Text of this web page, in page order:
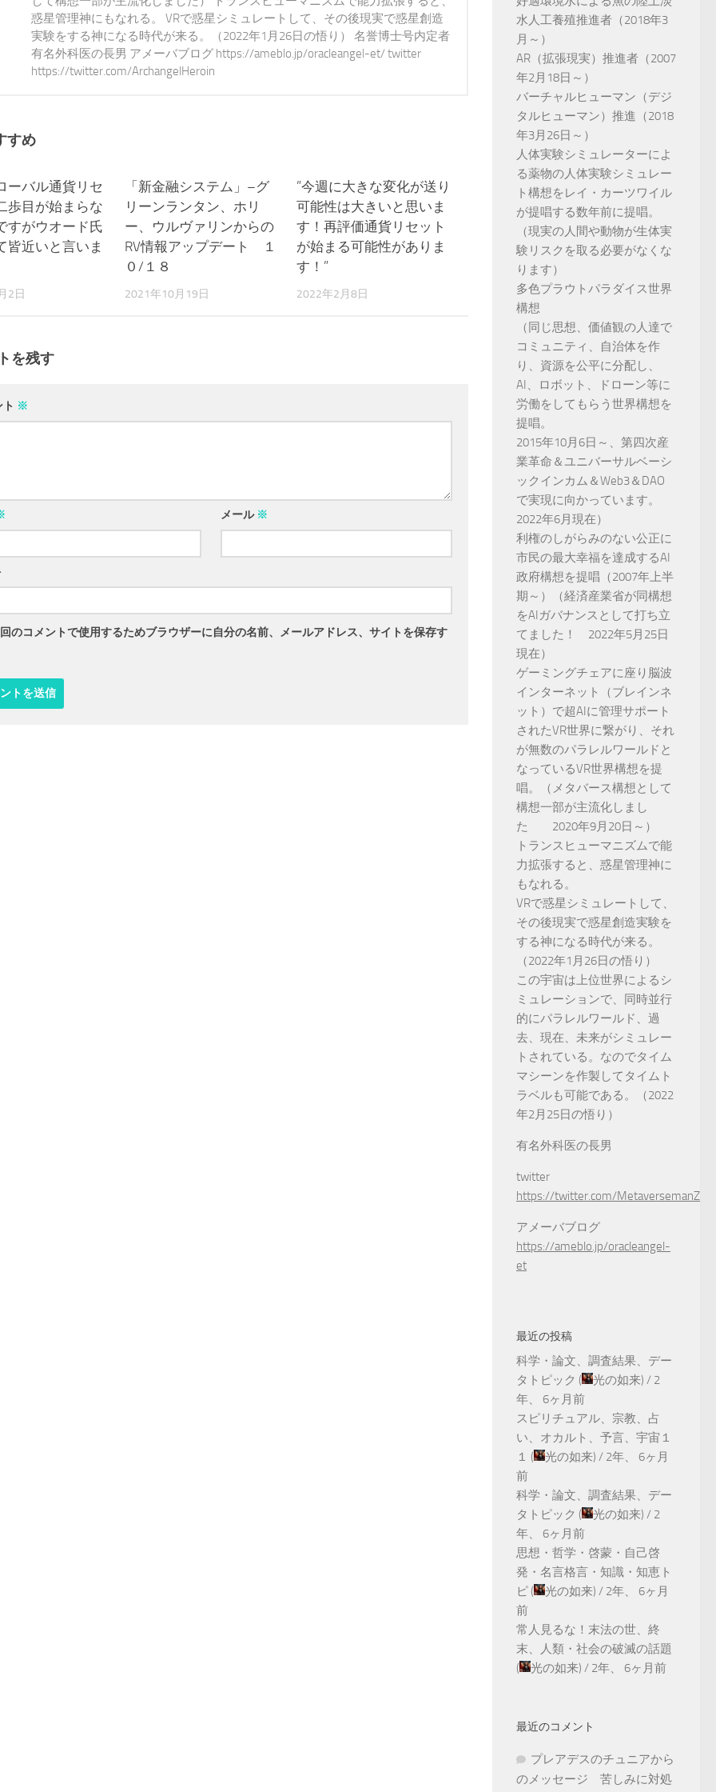
惑星管理神にもなれる。 VRで惑星シミュレートして、その後現実で惑星創造
実験をする神になる時代が来る。（2022年1月26日の悟り） 名誉博士号内定者
有名外科医の長男 アメーバブログ https://ameblo.jp/oracleangel-et/ twitter
https://twitter.com/ArchangelHeroin
すめ
ーバル通貨リセ
歩目が始まらな
すがウオード氏
皆近いと言いま
2日
「新金融システム」–グ
リーンランタン、ホリ
ー、ウルヴァリンからの
RV情報アップデート １
０/１８
2021年10月19日
”今週に大きな変化が送り
可能性は大きいと思いま
す！再評価通貨リセット
が始まる可能性がありま
す！”
2022年2月8日
を残す
※
メール ※
のコメントで使用するためブラウザーに自分の名前、メールアドレス、サイトを保存す
水人工養殖推進者（2018年3
月～）
AR（拡張現実）推進者（2007
年2月18日～）
バーチャルヒューマン（デジ
タルヒューマン）推進（2018
年3月26日～）
人体実験シミュレーターによ
る薬物の人体実験シミュレー
ト構想をレイ・カーツワイル
が提唱する数年前に提唱。
（現実の人間や動物が生体実
験リスクを取る必要がなくな
ります）
多色プラウトパラダイス世界
構想
（同じ思想、価値観の人達で
コミュニティ、自治体を作
り、資源を公平に分配し、
AI、ロボット、ドローン等に
労働をしてもらう世界構想を
提唱。
2015年10月6日～、第四次産
業革命＆ユニバーサルベーシ
ックインカム＆Web3＆DAO
で実現に向かっています。
2022年6月現在）
利権のしがらみのない公正に
市民の最大幸福を達成するAI
政府構想を提唱（2007年上半
期～）（経済産業省が同構想
をAIガバナンスとして打ち立
てました！ 2022年5月25日
現在）
ゲーミングチェアに座り脳波
インターネット（ブレインネ
ット）で超AIに管理サポート
されたVR世界に繋がり、それ
が無数のパラレルワールドと
なっているVR世界構想を提
唱。（メタバース構想として
構想一部が主流化しまし
た 2020年9月20日～）
トランスヒューマニズムで能
力拡張すると、惑星管理神に
もなれる。
VRで惑星シミュレートして、
その後現実で惑星創造実験を
する神になる時代が来る。
（2022年1月26日の悟り）
この宇宙は上位世界によるシ
ミュレーションで、同時並行
的にパラレルワールド、過
去、現在、未来がシミュレー
トされている。なのでタイム
マシーンを作製してタイムト
ラベルも可能である。（2022
年2月25日の悟り）
有名外科医の長男
twitter
https://twitter.com/MetaversemanZ
アメーバブログ
https://ameblo.jp/oracleangel-
et
最近の投稿
科学・論文、調査結果、デー
タトピック ( 光の如来) / 2
年、 6ヶ月前
スピリチュアル、宗教、占
い、オカルト、予言、宇宙１
１ ( 光の如来) / 2年、 6ヶ月
前
科学・論文、調査結果、デー
タトピック ( 光の如来) / 2
年、 6ヶ月前
思想・哲学・啓蒙・自己啓
発・名言格言・知識・知恵ト
ピ ( 光の如来) / 2年、 6ヶ月
前
常人見るな！末法の世、終
末、人類・社会の破滅の話題
(
光の如来) / 2年、 6ヶ月前
最近のコメント
プレアデスのチュニアから
のメッセージ 苦しみに対処